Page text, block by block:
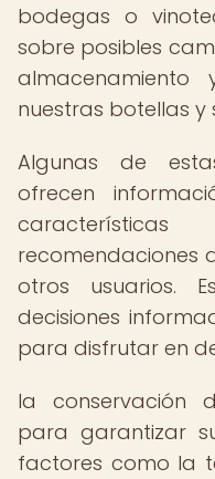
bodegas o
sobre posibles
nuestras botellas y
Algunas de
ofrecen
recomendaciones
otros usuarios.
decisiones
para disfrutar en
la conservación
para garantizar
factores como la